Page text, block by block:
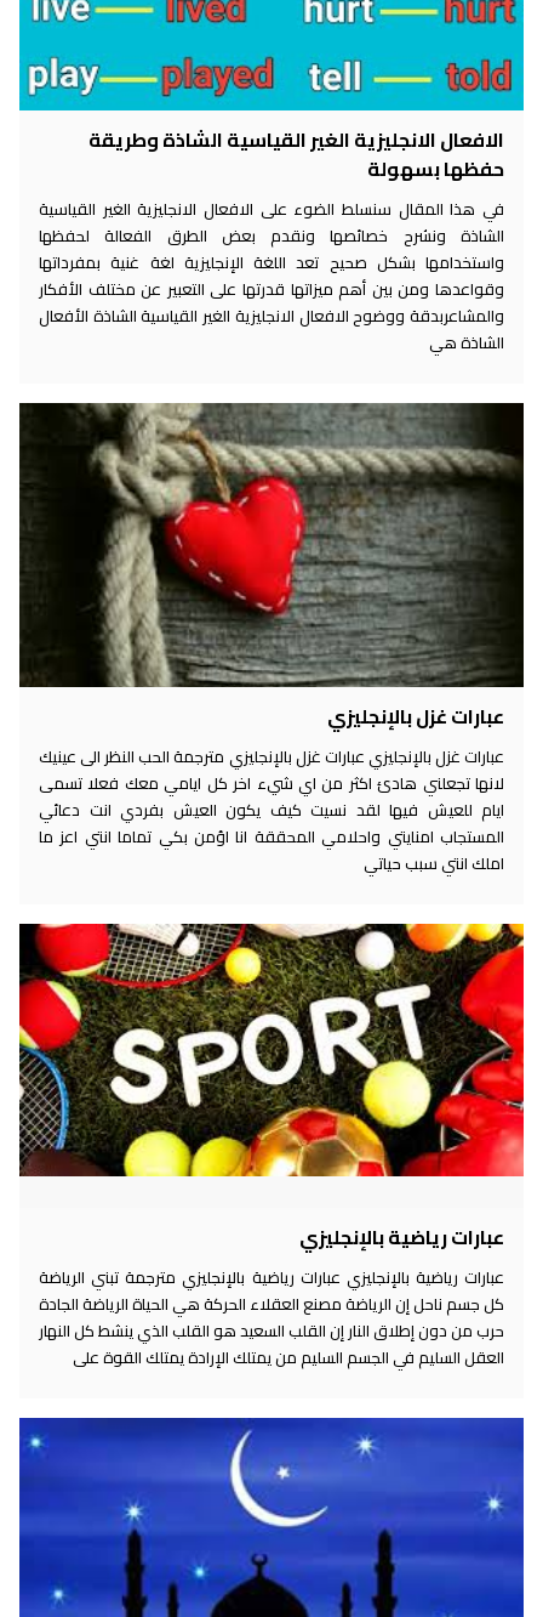
الافعال الانجليزية الغير القياسية الشاذة وطريقة
حفظها بسهولة
في هذا المقال سنسلط الضوء على الافعال الانجليزية الغير القياسية
الشاذة ونشرح خصائصها ونقدم بعض الطرق الفعالة لحفظها
واستخدامها بشكل صحيح تعد اللغة الإنجليزية لغة غنية بمفرداتها
وقواعدها ومن بين أهم ميزاتها قدرتها على التعبير عن مختلف الأفكار
والمشاعربدقة ووضوح الافعال الانجليزية الغير القياسية الشاذة الأفعال
الشاذة هي
عبارات غزل بالإنجليزي
عبارات غزل بالإنجليزي عبارات غزل بالإنجليزي مترجمة الحب النظر الى عينيك
لانها تجعلني هادئ اكثر من اي شيء اخر كل ايامي معك فعلا تسمى
ايام للعيش فيها لقد نسيت كيف يكون العيش بفردي انت دعائي
المستجاب امنايتي واحلامي المحققة انا اؤمن بكي تماما انتي اعز ما
املك انتي سبب حياتي
عبارات رياضية بالإنجليزي
عبارات رياضية بالإنجليزي عبارات رياضية بالإنجليزي مترجمة تبني الرياضة
كل جسم ناحل إن الرياضة مصنع العقلاء الحركة هي الحياة الرياضة الجادة
حرب من دون إطلاق النار إن القلب السعيد هو القلب الذي ينشط كل النهار
العقل السليم في الجسم السليم من يمتلك الإرادة يمتلك القوة على